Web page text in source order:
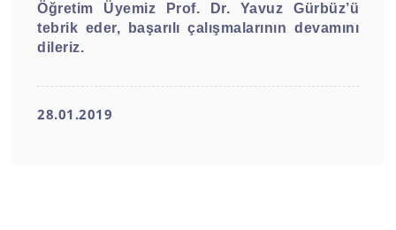
Öğretim Üyemiz Prof. Dr. Yavuz Gürbüz’ü
tebrik eder, başarılı çalışmalarının devamını
dileriz.
28.01.2019